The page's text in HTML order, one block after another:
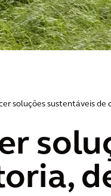
soluções sustentáveis de